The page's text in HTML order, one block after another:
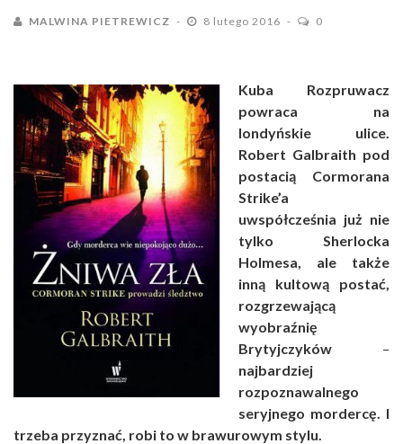
MALWINA PIETREWICZ 8 lutego 2016 0
Kuba Rozpruwacz
powraca na
londyńskie ulice.
Robert Galbraith pod
postacią Cormorana
Strike’a
uwspółcześnia już nie
tylko Sherlocka
Holmesa, ale także
inną kultową postać,
rozgrzewającą
wyobraźnię
Brytyjczyków –
najbardziej
rozpoznawalnego
seryjnego mordercę. I
trzeba przyznać, robi to w brawurowym stylu.